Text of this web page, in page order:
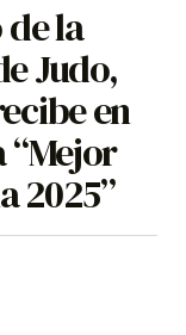
la
Judo,
en
2025”